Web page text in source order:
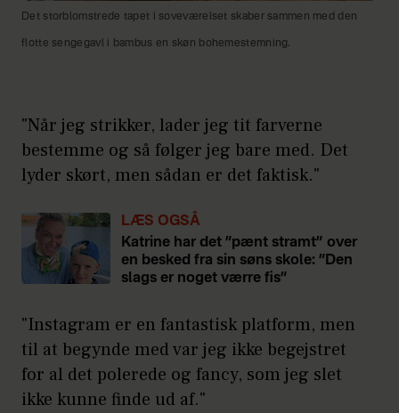
Det storblomstrede tapet i soveværelset skaber sammen med den
flotte sengegavl i bambus en skøn bohemestemning.
"Når jeg strikker, lader jeg tit farverne
bestemme og så følger jeg bare med. Det
lyder skørt, men sådan er det faktisk."
LÆS OGSÅ
Katrine har det ”pænt stramt” over
en besked fra sin søns skole: ”Den
slags er noget værre fis”
"Instagram er en fantastisk platform, men
til at begynde med var jeg ikke begejstret
for al det polerede og fancy, som jeg slet
ikke kunne finde ud af."